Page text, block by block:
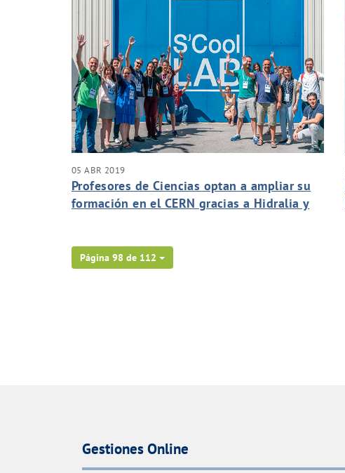
05 ABR 2019
Profesores de Ciencias optan a ampliar su
formación en el CERN gracias a Hidralia y
Página 98 de 112
Gestiones Online